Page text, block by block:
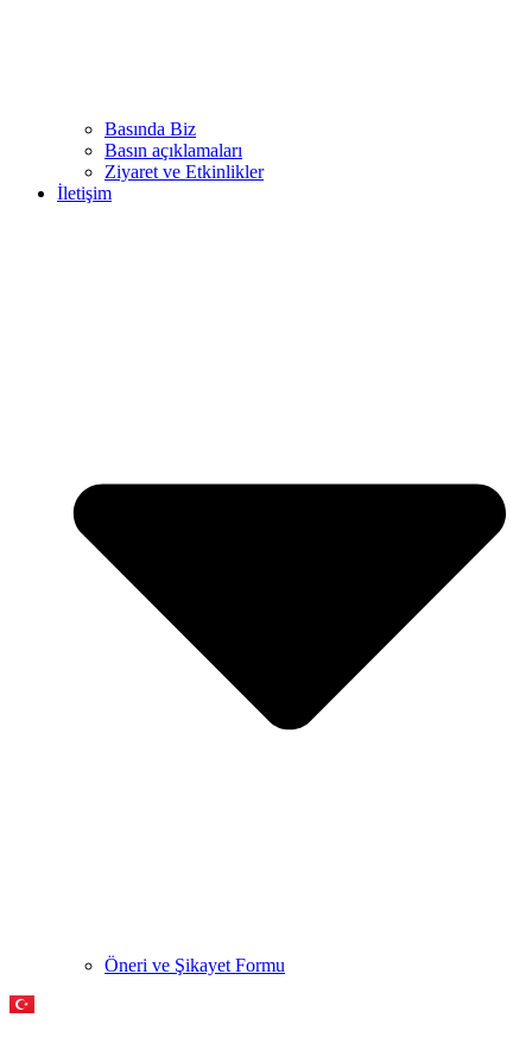
Basında Biz
Basın açıklamaları
Ziyaret ve Etkinlikler
İletişim
Öneri ve Şikayet Formu